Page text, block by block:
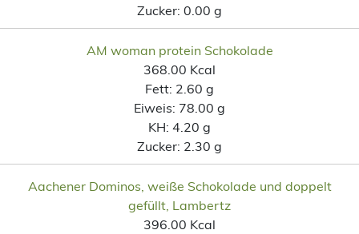
Zucker: 0.00 g
AM woman protein Schokolade
368.00 Kcal
Fett: 2.60 g
Eiweis: 78.00 g
KH: 4.20 g
Zucker: 2.30 g
Aachener Dominos, weiße Schokolade und doppelt
gefüllt, Lambertz
396.00 Kcal